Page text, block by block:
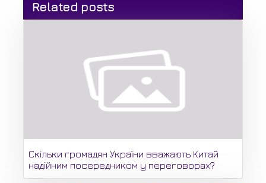
Related posts
Скільки громадян України вважають Китай
надійним посередником у переговорах?